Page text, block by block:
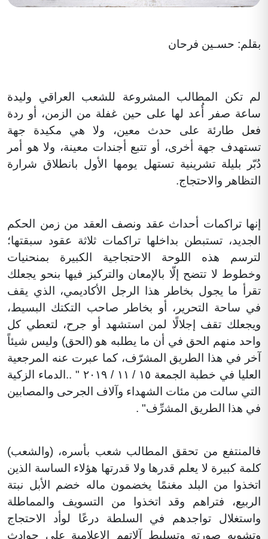
بقلم: حسـين فرحان
لم تكن المطالب المشروعة للشعب العراقي وليدة
ساعة صفر أُعد لها على حين غفلة من الزمن، أو ردة
فعل طارئة على حدث معين، ولا هي مكيدة جهة
تستهدف جهة أخرى، أو تتبع أجندات معينة، ولا هو أمر
دُبّر بليلة تشرينية تستهل يومها الأول بانطلاق شرارة
التظاهر والاحتجاج.
إنها تراكمات أحداث عقد ونصف العقد من زمن الحكم
الجديد، تستبطن بداخلها تراكمات ثلاثة عقود سبقتها؛
لترسم هذه اللوحة الاحتجاجية الكبيرة بمنحنيات
وخطوط لا تتضح إلّا بالإمعان والتركيز فيها بنحو يجعلك
تقرأ ما يجول بخاطر هذا الرجل الأكاديمي، الذي يقف
في ساحة التحرير، أو بخاطر صاحب التكتك البسيط،
ويجعلك تقف إجلالًا لمن استشهد أو جرح، لتعطي كل
واحد منهم الحق في أن ما يطلبه هو (الحق) وليس شيئاً
آخر في هذا الطريق المشرّف، كما عبرت عنه المرجعية
العليا في خطبة الجمعة ١٥ / ١١ / ٢٠١٩ " ..الدماء الزكية
التي سالت من مئات الشهداء وآلاف الجرحى والمصابين
في هذا الطريق المشرِّف" .
فالمنتفع من تحقق المطالب شعب بأسره، (والشعب)
كلمة كبيرة لا يعلم قدرها ولا قدرتها هؤلاء الساسة الذين
اتخذوا من البلد مغنمًا يخضمون ماله خضم الأبل نبتة
الربيع، فتراهم وقد اتخذوا من التسويف والمماطلة
واستغلال تواجدهم في السلطة درعًا لوأد الاحتجاج
وتشويه صورته وتسليط آلاتهم الإعلامية على حوادث